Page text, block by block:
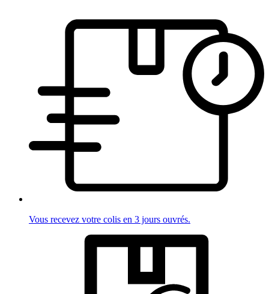
Vous recevez votre colis en 3 jours ouvrés.